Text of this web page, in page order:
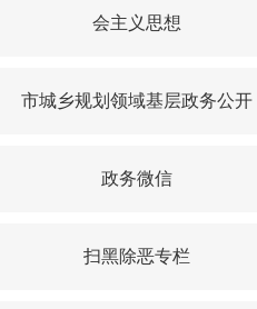
会主义思想
市城乡规划领域基层政务公开
政务微信
扫黑除恶专栏